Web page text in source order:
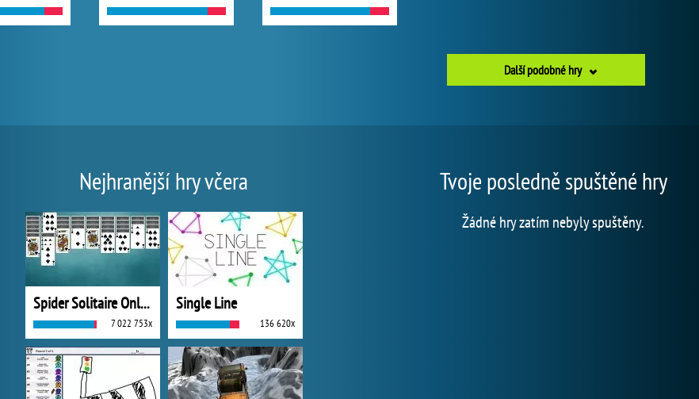
Další podobné hry
Nejhranější hry včera
Spider Solitaire Online
7 022 753x
Single Line
136 620x
Tvoje posledně spuštěné hry
Žádné hry zatím nebyly spuštěny.